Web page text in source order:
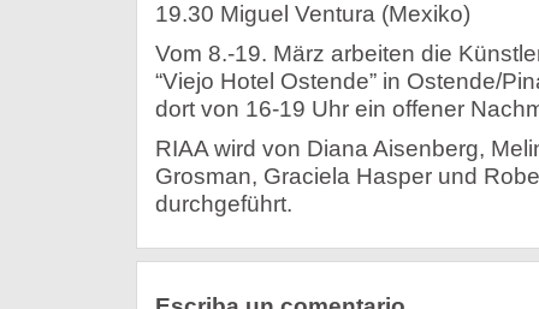
19.30 Miguel Ventura (Mexiko)
Vom 8.-19. März arbeiten die
“Viejo Hotel Ostende” in Ostende/
dort von 16-19 Uhr ein offener
RIAA wird von Diana Aisenberg,
Grosman, Graciela Hasper und
durchgeführt.